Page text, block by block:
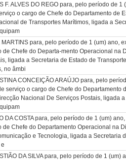
F. ALVES DO REGO para, pelo período de 1
o cargo de Chefe do Departamento de
de Transportes Marítimos, ligada a
para, pelo período de 1 (um) ano,
de Chefe do Departa-mento Operacional na
ligada a Secretaria de Estado de
no âmbi
CONCEIÇÃO ARAÚJO para, pelo
serviço o cargo de Chefe do Departamento
Nacional De Serviços Postais, ligada
DA COSTA para, pelo período de 1 (um)
de Chefe do Departamento Operacional na
e Tecnologia, ligada a Secretaria
DA SILVA para, pelo período de 1 (um)